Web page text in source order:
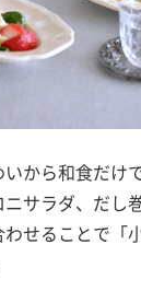
いから和食だけ
ニサラダ、だし
せることで「